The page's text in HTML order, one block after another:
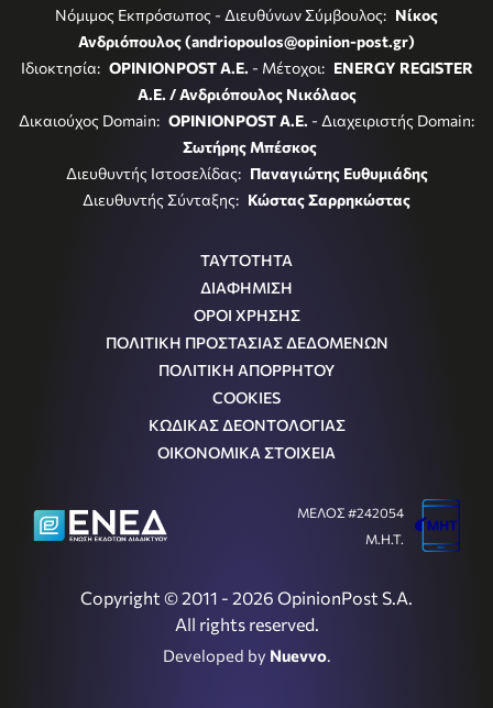
Νόμιμος Εκπρόσωπος - Διευθύνων Σύμβουλος: Νίκος
Ανδριόπουλος (andriopoulos@opinion-post.gr)
Ιδιοκτησία: OPINIONPOST A.E. - Μέτοχοι: ENERGY REGISTER
Α.Ε. / Ανδριόπουλος Νικόλαος
Δικαιούχος Domain: OPINIONPOST A.E. - Διαχειριστής Domain:
Σωτήρης Μπέσκος
Διευθυντής Ιστοσελίδας: Παναγιώτης Ευθυμιάδης
Διευθυντής Σύνταξης: Κώστας Σαρρηκώστας
ΤΑΥΤΟΤΗΤΑ
ΔΙΑΦΗΜΙΣΗ
ΟΡΟΙ ΧΡΗΣΗΣ
ΠΟΛΙΤΙΚΗ ΠΡΟΣΤΑΣΙΑΣ ΔΕΔΟΜΕΝΩΝ
ΠΟΛΙΤΙΚΗ ΑΠΟΡΡΗΤΟΥ
COOKIES
ΚΩΔΙΚΑΣ ΔΕΟΝΤΟΛΟΓΙΑΣ
ΟΙΚΟΝΟΜΙΚΑ ΣΤΟΙΧΕΙΑ
Copyright © 2011 - 2026 OpinionPost S.A.
All rights reserved.
Developed by Nuevvo.
ΜΕΛΟΣ #242054
Μ.Η.Τ.